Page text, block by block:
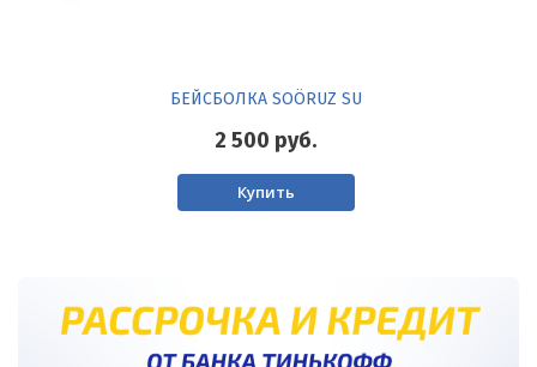
БЕЙСБОЛКА SOÖRUZ SU
2 500 руб.
Купить